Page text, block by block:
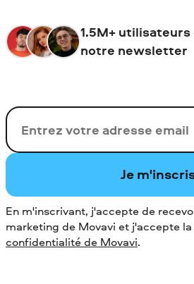
1.5M+ utilisateurs
notre newsletter
Votre adresse de messagerie
Je
En m'inscrivant, j'accepte de
marketing de Movavi et j'accepte la
confidentialité de Movavi.